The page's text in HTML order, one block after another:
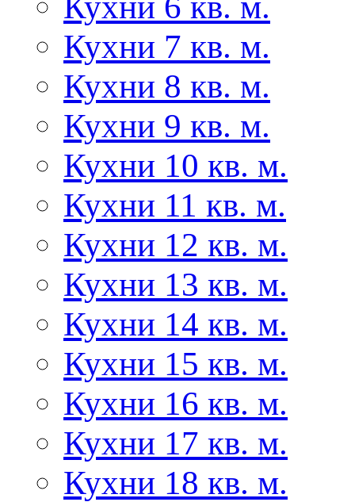
Кухни 7 кв. м.
Кухни 8 кв. м.
Кухни 9 кв. м.
Кухни 10 кв. м.
Кухни 11 кв. м.
Кухни 12 кв. м.
Кухни 13 кв. м.
Кухни 14 кв. м.
Кухни 15 кв. м.
Кухни 16 кв. м.
Кухни 17 кв. м.
Кухни 18 кв. м.